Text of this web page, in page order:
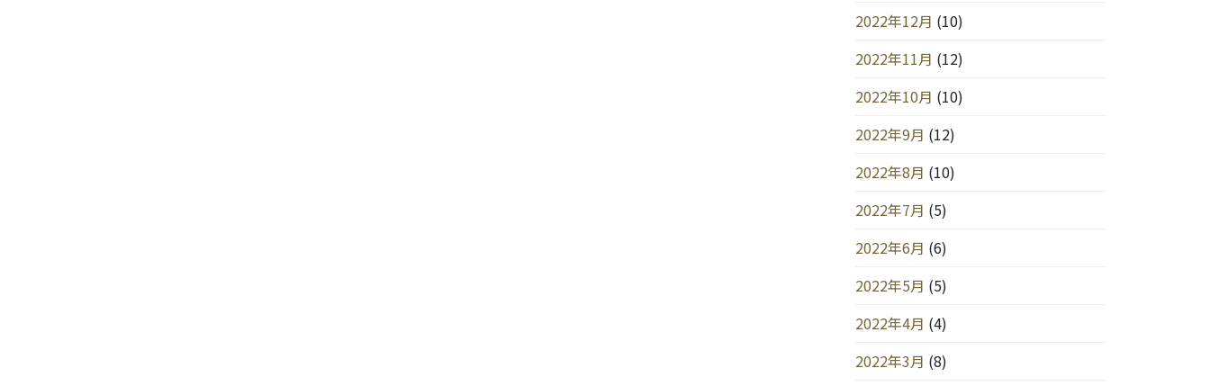
2022年12月 (10)
2022年11月 (12)
2022年10月 (10)
2022年9月 (12)
2022年8月 (10)
2022年7月 (5)
2022年6月 (6)
2022年5月 (5)
2022年4月 (4)
2022年3月 (8)